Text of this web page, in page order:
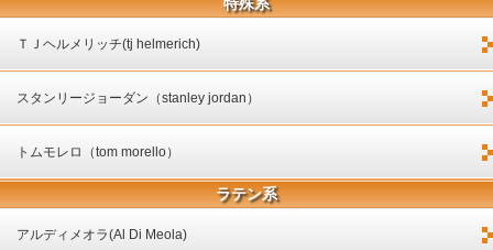
ＴＪヘルメリッチ(tj helmerich)
スタンリージョーダン（stanley jordan）
トムモレロ（tom morello）
ラテン系
アルディメオラ(Al Di Meola)